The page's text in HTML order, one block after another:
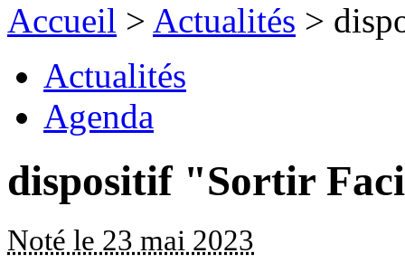
Accueil > Actualités >
Actualités
Agenda
dispositif "Sortir
Noté le 23 mai 2023